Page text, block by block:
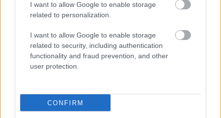
I want to allow Google to enable storage
related to personalization.
I want to allow Google to enable storage
related to security, including authentication
functionality and fraud prevention, and other
user protection.
CONFIRM